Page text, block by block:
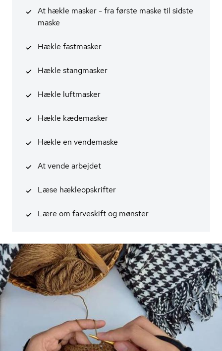
At hækle masker - fra første maske til sidste
maske
Hækle fastmasker
Hækle stangmasker
Hækle luftmasker
Hækle kædemasker
Hækle en vendemaske
At vende arbejdet
Læse hæk­le­op­skrif­ter
Lære om farveskift og mønster